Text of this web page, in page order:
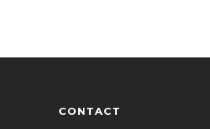
CONTACT